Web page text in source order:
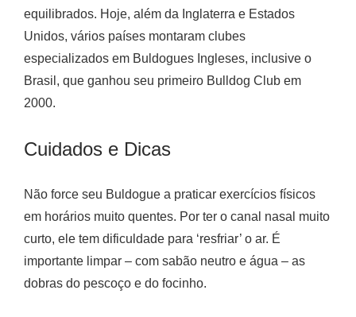
equilibrados. Hoje, além da Inglaterra e Estados
Unidos, vários países montaram clubes
especializados em Buldogues Ingleses, inclusive o
Brasil, que ganhou seu primeiro Bulldog Club em
2000.
Cuidados e Dicas
Não force seu Buldogue a praticar exercícios físicos
em horários muito quentes. Por ter o canal nasal muito
curto, ele tem dificuldade para ‘resfriar’ o ar. É
importante limpar – com sabão neutro e água – as
dobras do pescoço e do focinho.